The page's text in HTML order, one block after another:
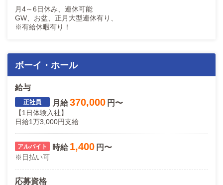
★地方の方も大歓迎！
￣￣￣￣￣￣￣￣￣
・上京したい方
・心機一転始めたい方
経験よりも個人の可能性を重視します。
★地方の方など向けにオンライン面接もしております。
￣￣￣￣￣￣￣￣￣￣￣￣￣￣￣￣￣￣￣￣￣￣￣￣￣
ZoomやLINEビデオ電話で気軽にできます！
月4～6日休み、連休可能
GW、お盆、正月大型連休有り、
※有給休暇有り！
ボーイ・ホール
給与
月給370,000 円〜
【1日体験入社】
日給1万3,000円支給
時給 1,400 円〜
※日払い可
応募資格